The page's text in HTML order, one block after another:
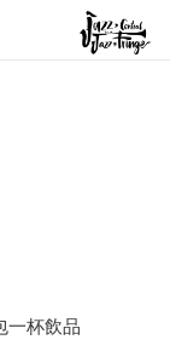
一杯飲品